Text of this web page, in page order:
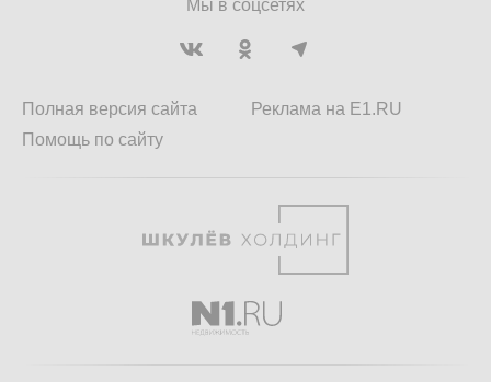
Мы в соцсетях
Полная версия сайта
Помощь по сайту
Реклама на E1.RU